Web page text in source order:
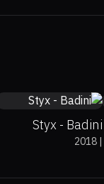
Styx - Badini
|
2018